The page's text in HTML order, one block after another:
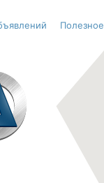
Полезное